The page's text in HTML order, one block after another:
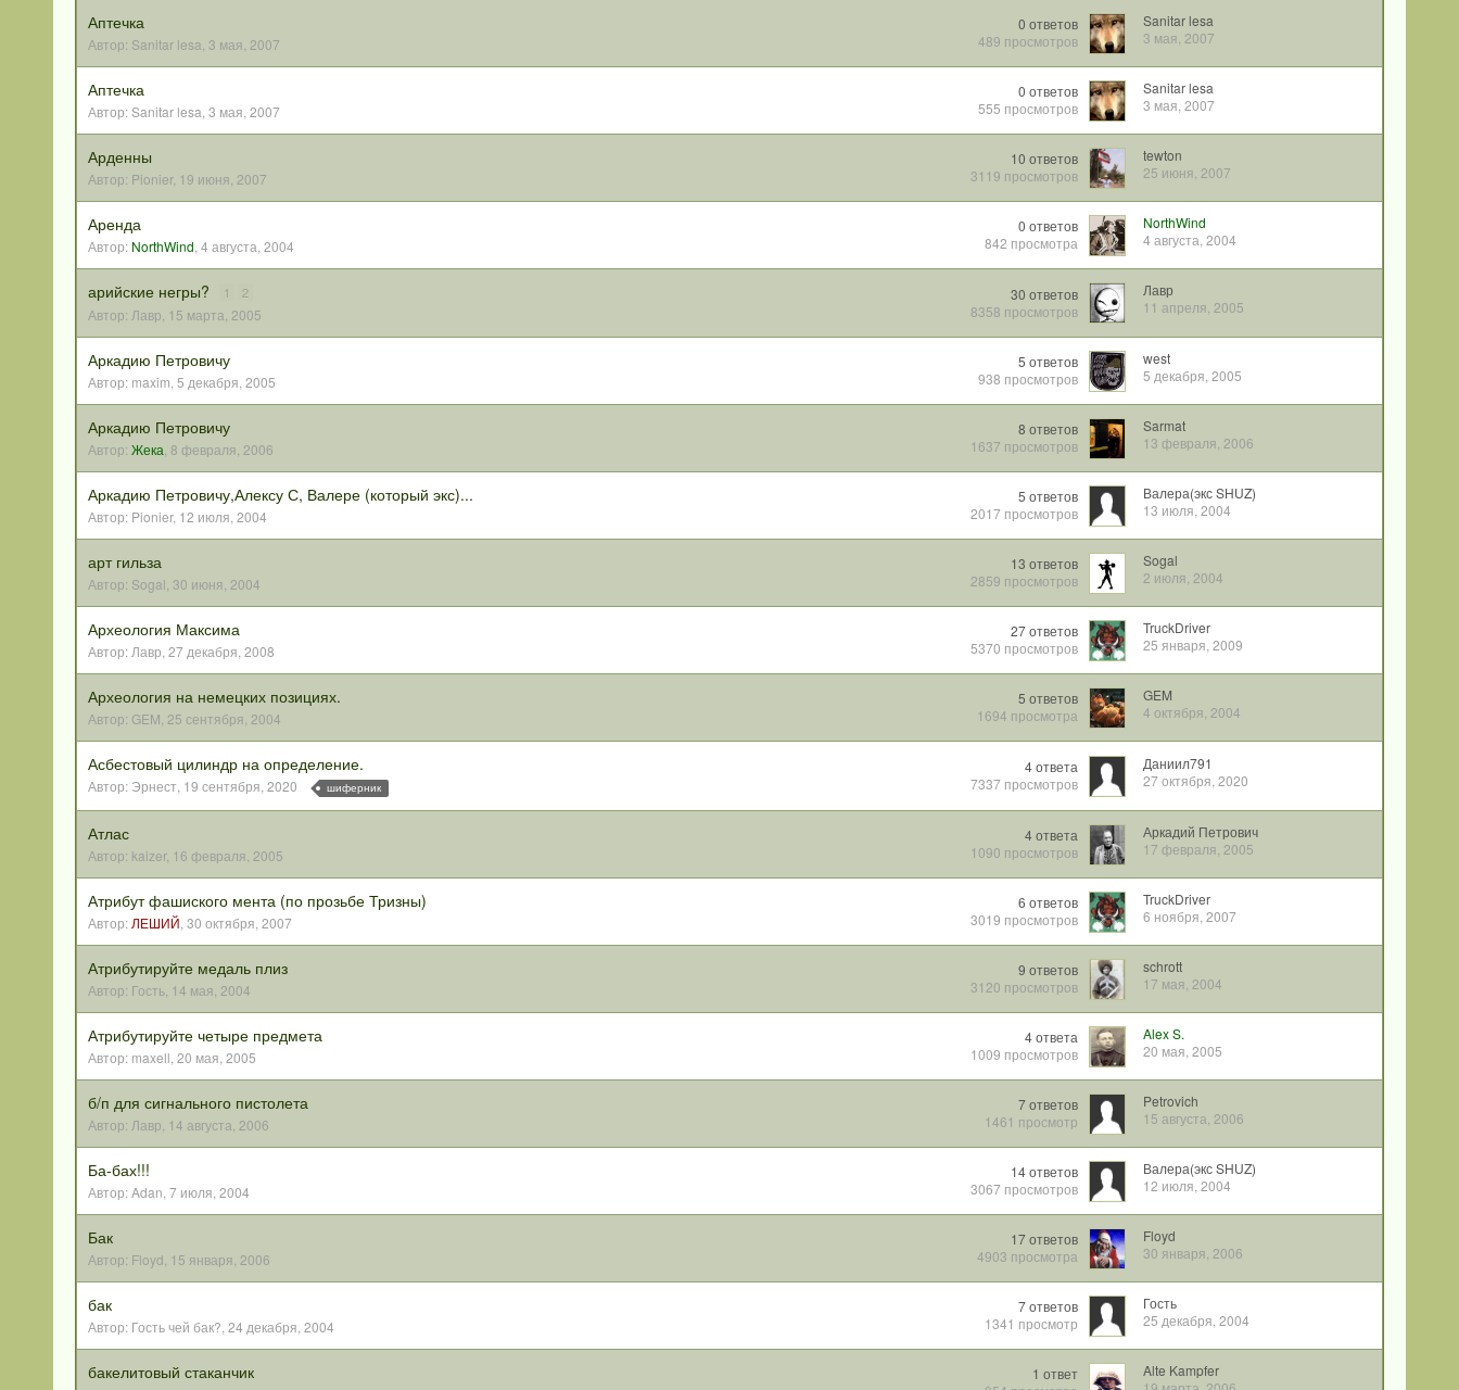
Аптечка
Автор: Sanitar lesa, 3 мая, 2007
0 ответов
489 просмотров
Sanitar lesa
3 мая, 2007
Аптечка
Автор:Sanitar lesa,3 мая, 2007
0 ответов
555 просмотров
Sanitar lesa
3 мая, 2007
Арденны
Автор: Pionier, 19 июня, 2007
10 ответов
3119 просмотров
tewton
25 июня, 2007
Аренда
Автор: NorthWind,4 августа, 2004
0 ответов
842 просмотра
NorthWind
4 августа, 2004
арийские негры? 1 2
Автор: Лавр, 15 марта, 2005
30 ответов
8358 просмотров
Лавр
11 апреля, 2005
Аркадию Петровичу
Автор: maxim,5 декабря, 2005
5 ответов
938 просмотров
west
5 декабря, 2005
Аркадию Петровичу
Автор: Жека, 8 февраля, 2006
8 ответов
1637 просмотров
Sarmat
13 февраля, 2006
Аркадию Петровичу,Алексу С, Валере (который экс)...
Автор: Pionier, 12 июля, 2004
5 ответов
2017 просмотров
Валера(экс SHUZ)
13 июля, 2004
арт гильза
Автор: Sogal, 30 июня, 2004
13 ответов
2859 просмотров
Sogal
2 июля, 2004
Археология Максима
Автор:Лавр,27 декабря, 2008
27 ответов
5370 просмотров
TruckDriver
25 января, 2009
Археология на немецких позициях.
Автор: GEM, 25 сентября, 2004
5 ответов
1694 просмотра
GEM
4 октября, 2004
Асбестовый цилиндр на определение.
Автор: Эрнест, 19 сентября, 2020 шиферник
4 ответа
7337 просмотров
Даниил791
27 октября, 2020
Атлас
Автор: kaizer, 16 февраля, 2005
4 ответа
1090 просмотров
Аркадий Петрович
17 февраля, 2005
Атрибут фашиского мента (по прозьбе Тризны)
Автор:ЛЕШИЙ,30 октября, 2007
6 ответов
3019 просмотров
TruckDriver
6 ноября, 2007
Атрибутируйте медаль плиз
Автор: Гость, 14 мая, 2004
9 ответов
3120 просмотров
schrott
17 мая, 2004
Атрибутируйте четыре предмета
Автор: maxell,20 мая, 2005
4 ответа
1009 просмотров
Alex S.
20 мая, 2005
б/п для сигнального пистолета
Автор: Лавр, 14 августа, 2006
7 ответов
1461 просмотр
Petrovich
15 августа, 2006
Ба-бах!!!
Автор:Adan,7 июля, 2004
14 ответов
3067 просмотров
Валера(экс SHUZ)
12 июля, 2004
Бак
Автор: Floyd, 15 января, 2006
17 ответов
4903 просмотра
Floyd
30 января, 2006
бак
Автор: Гость чей бак?,24 декабря, 2004
7 ответов
1341 просмотр
Гость
25 декабря, 2004
бакелитовый стаканчик 1 ответ
Alte Kampfer